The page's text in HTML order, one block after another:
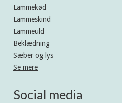
Lammekød
Lammeskind
Lammeuld
Beklædning
Sæber og lys
Se mere
Social media